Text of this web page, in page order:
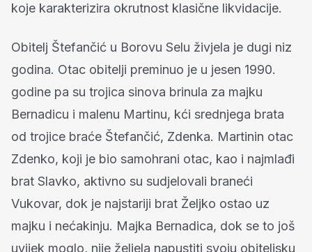
koje karakterizira okrutnost klasične likvidacije.
Obitelj Štefančić u Borovu Selu živjela je dugi niz
godina. Otac obitelji preminuo je u jesen 1990.
godine pa su trojica sinova brinula za majku
Bernadicu i malenu Martinu, kći srednjega brata
od trojice braće Štefančić, Zdenka. Martinin otac
Zdenko, koji je bio samohrani otac, kao i najmlađi
brat Slavko, aktivno su sudjelovali braneći
Vukovar, dok je najstariji brat Željko ostao uz
majku i nećakinju. Majka Bernadica, dok se to još
uvijek moglo, nije željela napustiti svoju obiteljsku